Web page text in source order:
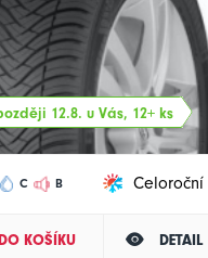
12.8. u Vás, 12+ ks
C B Celoroční
KOŠÍKU DETAIL